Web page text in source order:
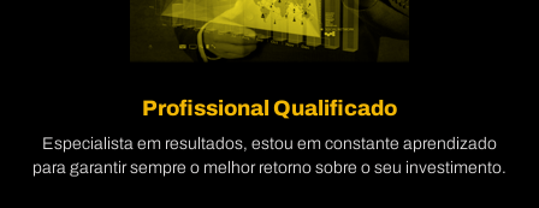
Profissional Qualificado
Especialista em resultados, estou em constante aprendizado
para garantir sempre o melhor retorno sobre o seu investimento.